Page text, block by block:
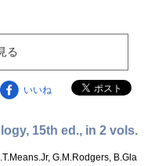
る
いいね
15th ed., in 2 vols.
G.M.Rodgers, B.Gla